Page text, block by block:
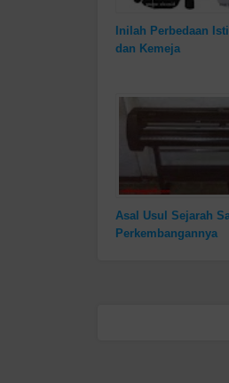
Inilah Perbedaan
dan Kemeja
Asal Usul Sejarah
Perkembangannya